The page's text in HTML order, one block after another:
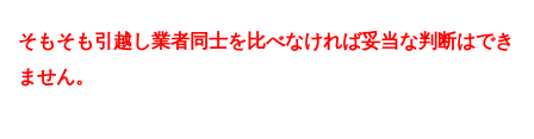
そもそも引越し業者同士を比べなければ妥当な判断はでき
ません。